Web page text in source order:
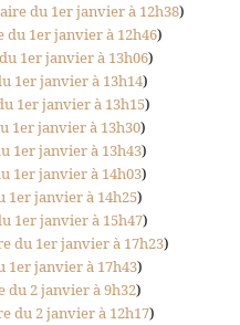
du 1er janvier à 12h38)
du 1er janvier à 12h46)
1er janvier à 13h06)
1er janvier à 13h14)
1er janvier à 13h15)
1er janvier à 13h30)
1er janvier à 13h43)
1er janvier à 14h03)
1er janvier à 14h25)
1er janvier à 15h47)
du 1er janvier à 17h23)
1er janvier à 17h43)
du 2 janvier à 9h32)
du 2 janvier à 12h17)